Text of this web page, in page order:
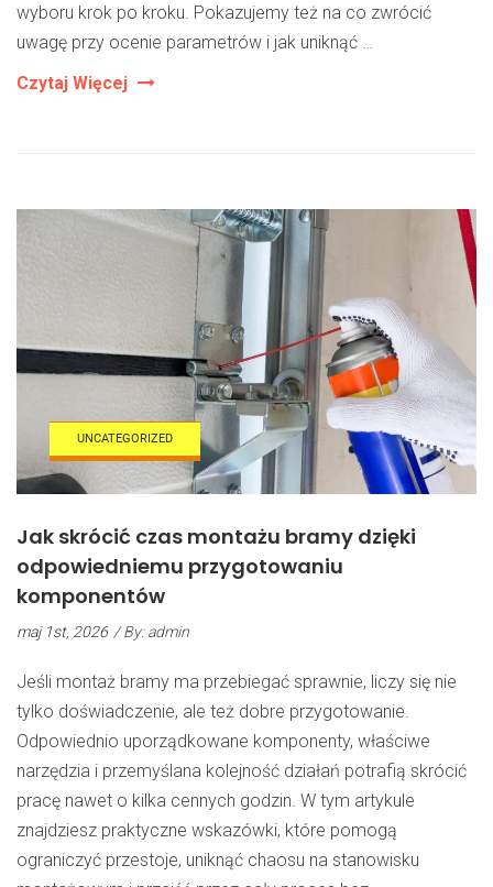
wyboru krok po kroku. Pokazujemy też na co zwrócić
uwagę przy ocenie parametrów i jak uniknąć …
Czytaj Więcej Jak
Segmentowej
UNCATEGORIZED
Jak skrócić czas montażu bramy dzięki
odpowiedniemu przygotowaniu
komponentów
maj 1st, 2026 / By: admin
Jeśli montaż bramy ma przebiegać sprawnie, liczy się nie
tylko doświadczenie, ale też dobre przygotowanie.
Odpowiednio uporządkowane komponenty, właściwe
narzędzia i przemyślana kolejność działań potrafią skrócić
pracę nawet o kilka cennych godzin. W tym artykule
znajdziesz praktyczne wskazówki, które pomogą
ograniczyć przestoje, uniknąć chaosu na stanowisku